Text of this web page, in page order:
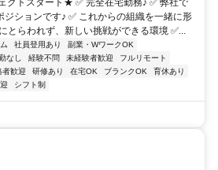
クトスタート★ ✅ 完全在宅勤務♪ ✅ 弊社で
ジションです♪ ✅ これからの組織を一緒に形
とらわれず、新しい挑戦ができる環境 ✅...
社員登用あり
副業・WワークOK
なし 経験不問 未経験者歓迎
フルリモート
者歓迎 研修あり 在宅OK ブランクOK
育休あり
シフト制